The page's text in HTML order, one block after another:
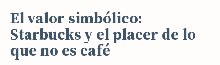
El valor simbólico:
Starbucks y el placer de lo
que no es café